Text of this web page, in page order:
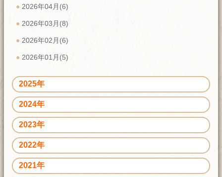
2026年04月(6)
2026年03月(8)
2026年02月(6)
2026年01月(5)
2025年
2024年
2023年
2022年
2021年